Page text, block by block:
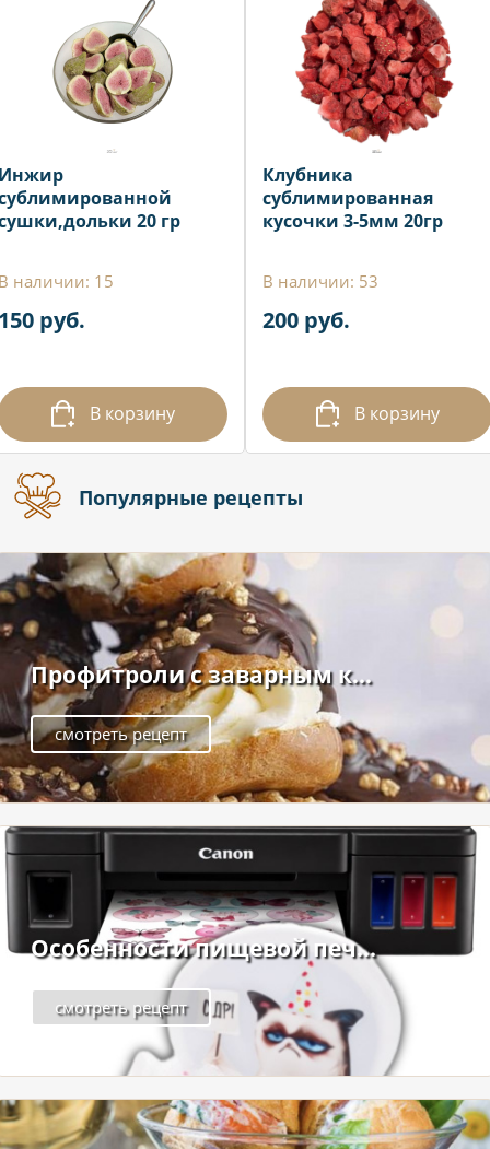
20 гр
наличии: 15
руб.
В корзину
Клубника
сублимированная
кусочки 3-5мм 20гр
В наличии: 53
200 руб.
В корзину
Популярные рецепты
Профитроли с заварным к...
смотреть рецепт
Особенности пищевой печ...
смотреть рецепт